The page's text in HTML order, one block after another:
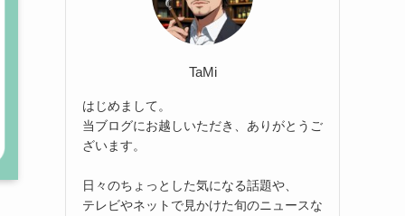
TaMi
はじめまして。
当ブログにお越しいただき、ありがとうご
ざいます。
日々のちょっとした気になる話題や、
テレビやネットで見かけた旬のニュースな